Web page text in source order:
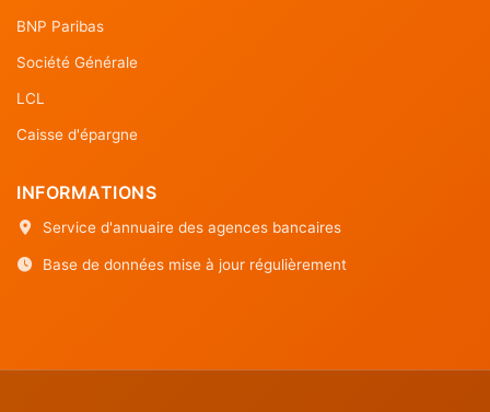
BNP Paribas
Société Générale
LCL
Caisse d'épargne
INFORMATIONS
Service d'annuaire des agences bancaires
Base de données mise à jour régulièrement